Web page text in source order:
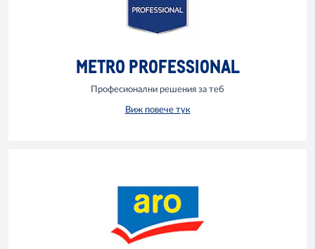
METRO PROFESSIONAL
Професионални решения за теб
Виж повече тук